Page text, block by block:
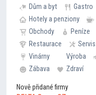
Dům a byt
Gastro
Hotely a penziony
Obchody
Peníze
Restaurace
Servis
Vinárny
Výroba
Zábava
Zdraví
Nově přidané firmy